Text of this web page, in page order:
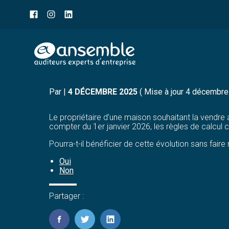
header
Aller
au
DPE : UNE ÉVOLUTION
Par | 4 DÉCEMBRE 2025( Mise à jour 4
Le propriétaire d’une maison souhaitant la
compter du 1er janvier 2026, les règles de calcul
Pourra-t-il bénéficier de cette évolution sans faire
Oui
Non
Partager :